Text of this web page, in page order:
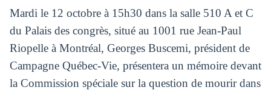
Mardi le 12 octobre à 15h30 dans la salle 510 A et C
du Palais des congrès, situé au 1001 rue Jean-Paul
Riopelle à Montréal, Georges Buscemi, président de
Campagne Québec-Vie, présentera un mémoire devant
la Commission spéciale sur la question de mourir dans